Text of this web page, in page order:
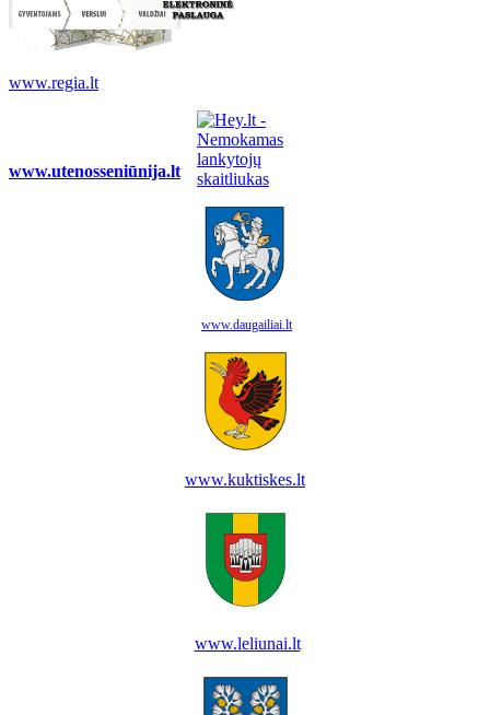
www.regia.lt
www.utenosseniūnija.lt
www.daugailiai.lt
www.kuktiskes.lt
www.leliunai.lt